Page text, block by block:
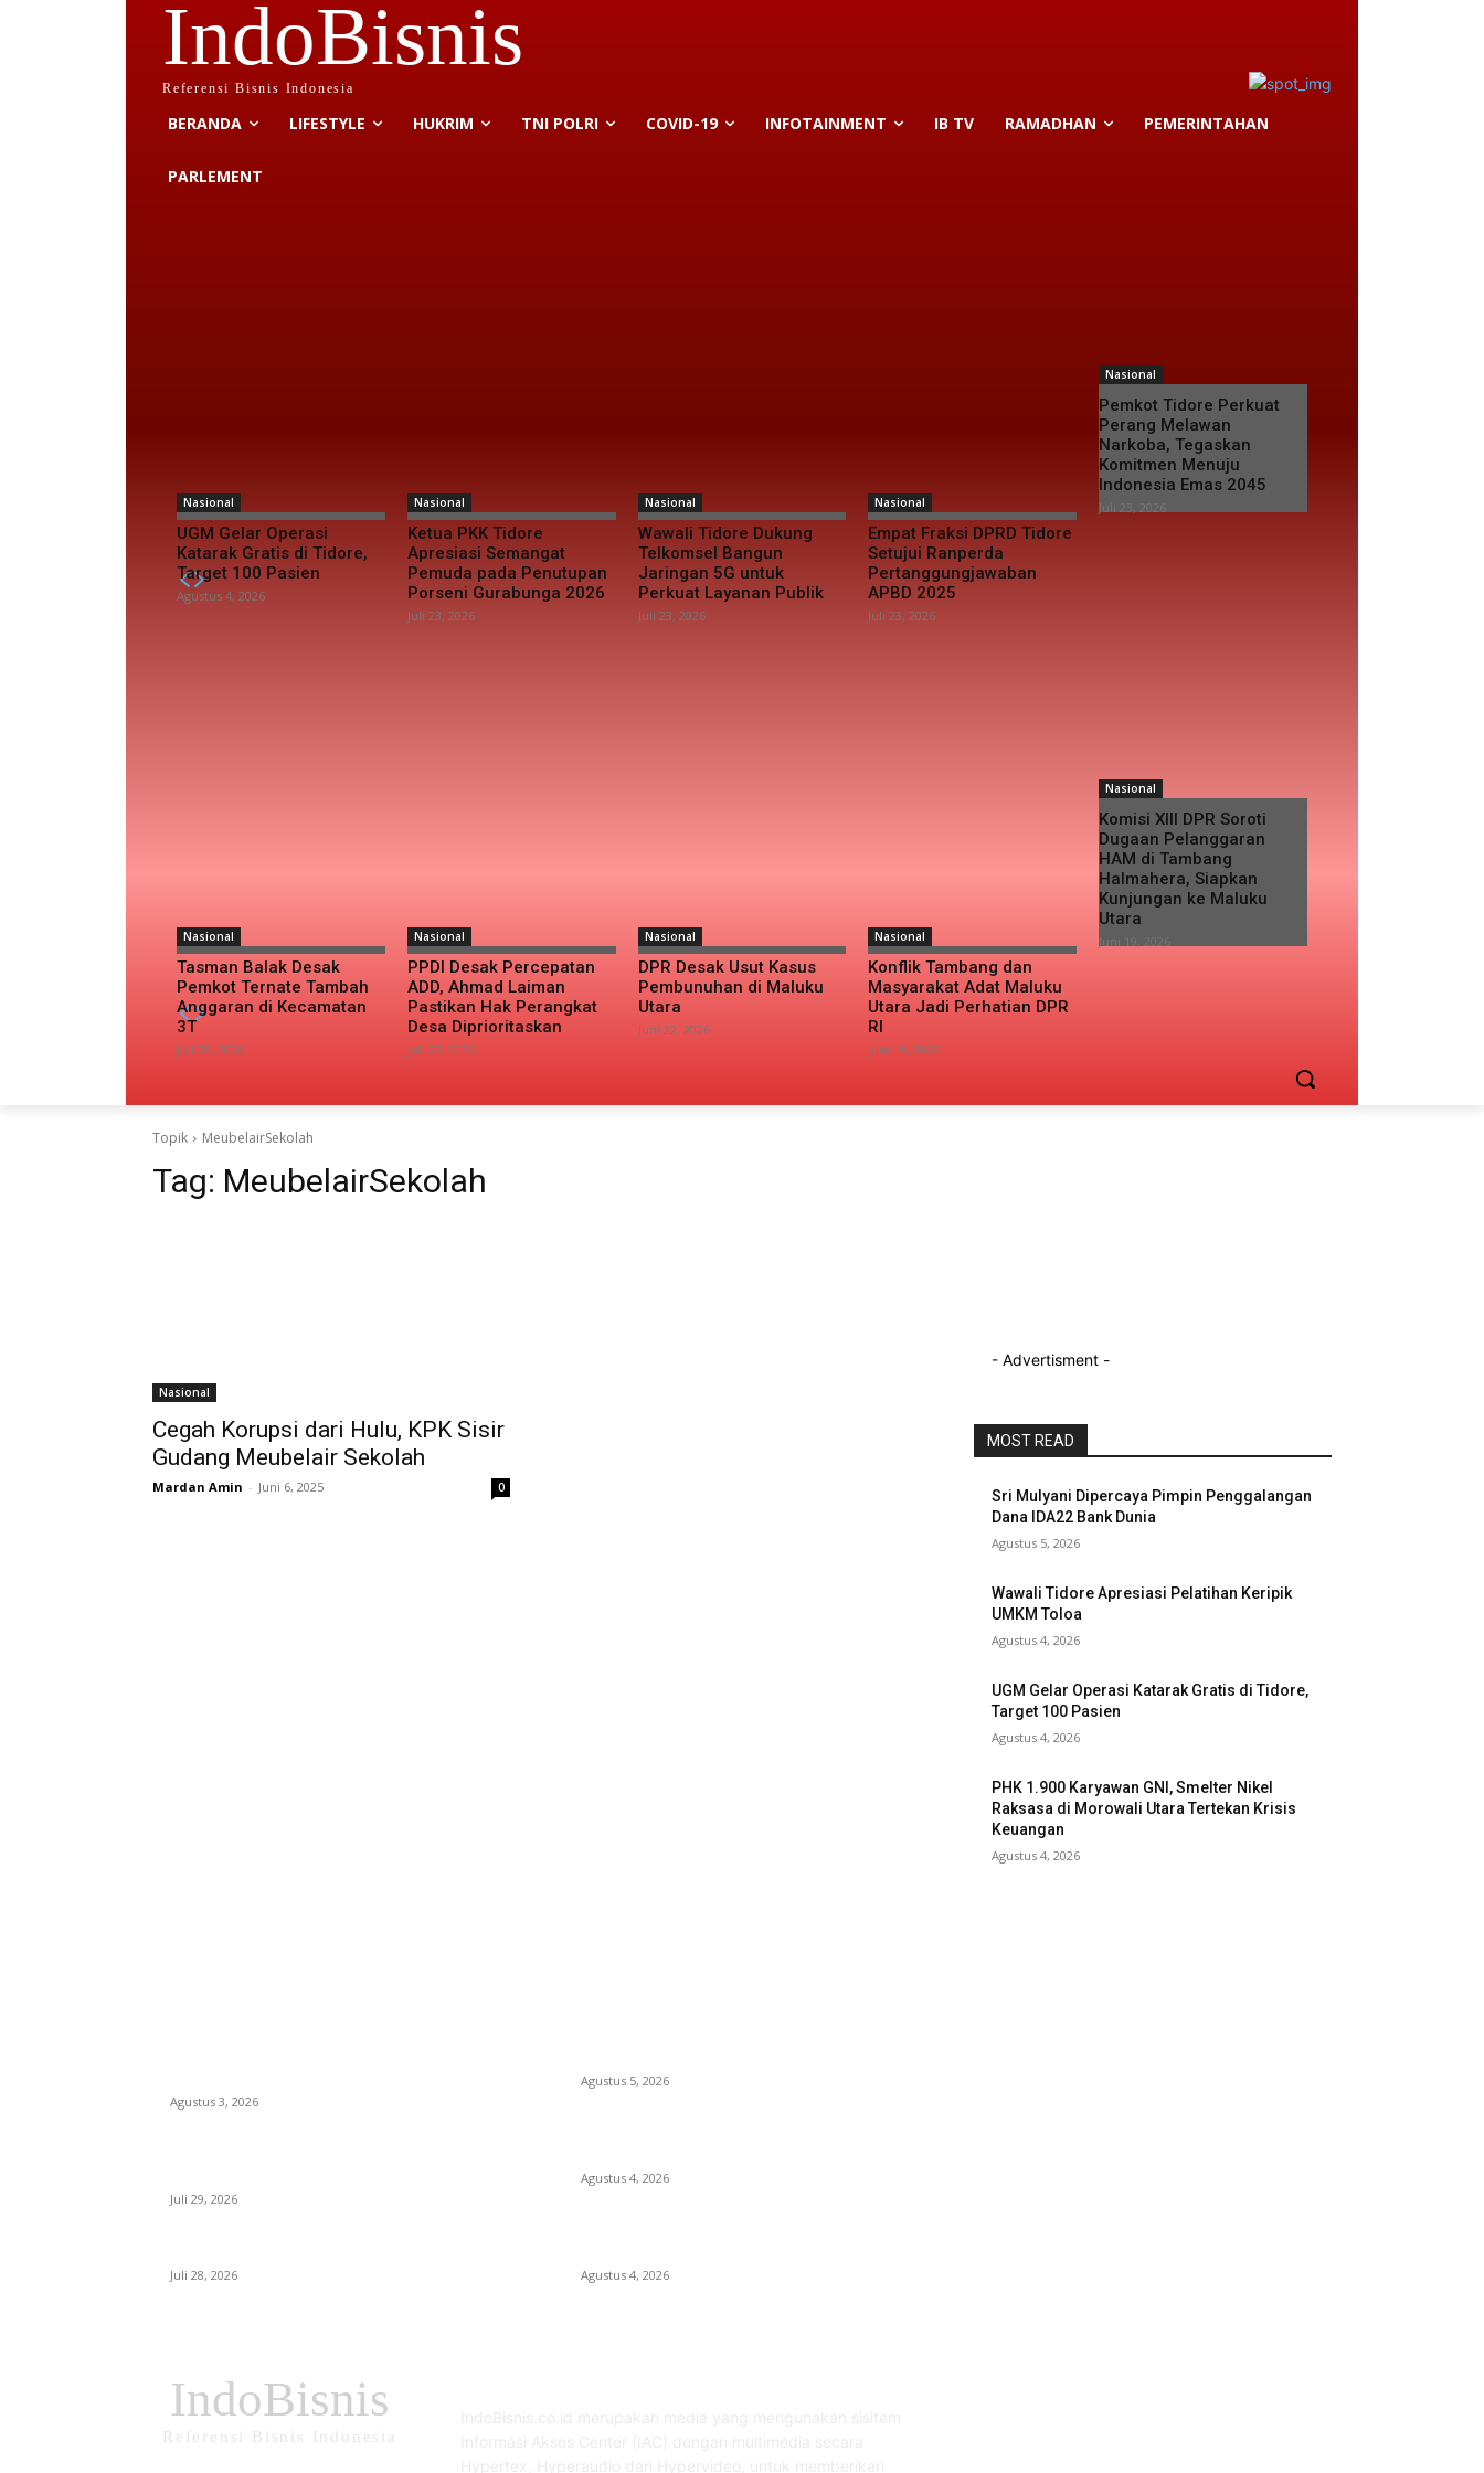
IndoBisnis
Referensi Bisnis Indonesia
BERANDA LIFESTYLE HUKRIM TNI POLRI COVID-19 INFOTAINMENT IB TV RAMADHAN PEMERINTAHAN
PARLEMENT
Nasional
UGM Gelar Operasi
Katarak Gratis di Tidore,
Target 100 Pasien
Agustus 4, 2026
Nasional
Ketua PKK Tidore
Apresiasi Semangat
Pemuda pada Penutupan
Porseni Gurabunga 2026
Juli 23, 2026
Nasional
Wawali Tidore Dukung
Telkomsel Bangun
Jaringan 5G untuk
Perkuat Layanan Publik
Juli 23, 2026
Nasional
Empat Fraksi DPRD Tidore
Setujui Ranperda
Pertanggungjawaban
APBD 2025
Juli 23, 2026
Nasional
Pemkot Tidore Perkuat
Perang Melawan
Narkoba, Tegaskan
Komitmen Menuju
Indonesia Emas 2045
Nasional
Tasman Balak Desak
Pemkot Ternate Tambah
Anggaran di Kecamatan
3T
Juli 28, 2026
Nasional
PPDI Desak Percepatan
ADD, Ahmad Laiman
Pastikan Hak Perangkat
Desa Diprioritaskan
Juli 27, 2026
Nasional
DPR Desak Usut Kasus
Pembunuhan di Maluku
Utara
Juni 22, 2026
Nasional
Konflik Tambang dan
Masyarakat Adat Maluku
Utara Jadi Perhatian DPR
RI
Juni 19, 2026
Nasional
Komisi XIII DPR Soroti
Dugaan Pelanggaran
HAM di Tambang
Halmahera, Siapkan
Kunjungan ke Maluku
Utara
Topik MeubelairSekolah
Tag: MeubelairSekolah
Nasional
Cegah Korupsi dari Hulu, KPK Sisir
Gudang Meubelair Sekolah
Mardan Amin - Juni 6, 2025 0
- Advertisment -
MOST READ
Sri Mulyani Dipercaya Pimpin Penggalangan
Dana IDA22 Bank Dunia
Agustus 5, 2026
Wawali Tidore Apresiasi Pelatihan Keripik
UMKM Toloa
Agustus 4, 2026
UGM Gelar Operasi Katarak Gratis di Tidore,
Target 100 Pasien
Agustus 4, 2026
PHK 1.900 Karyawan GNI, Smelter Nikel
Raksasa di Morowali Utara Tertekan Krisis
Keuangan
Agustus 4, 2026
Agustus 3, 2026
Juli 29, 2026
Juli 28, 2026
Agustus 5, 2026
Agustus 4, 2026
Agustus 4, 2026
IndoBisnis
Referensi Bisnis Indonesia